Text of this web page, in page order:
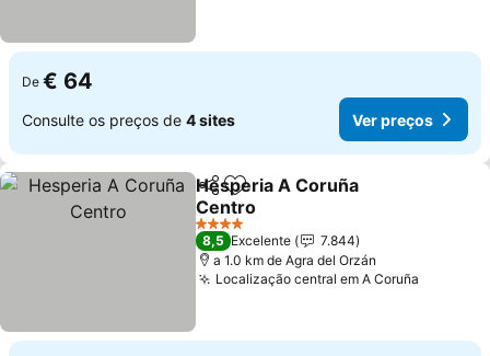
De € 64
Consulte os preços de 4 sites Ver preços
PartilharAdicionar aos favoritos
Hesperia A Coruña
Centro
4 Estrelas
8,5 Excelente
7.844
a 1.0 km de Agra del Orzán
Localização central em A Coruña